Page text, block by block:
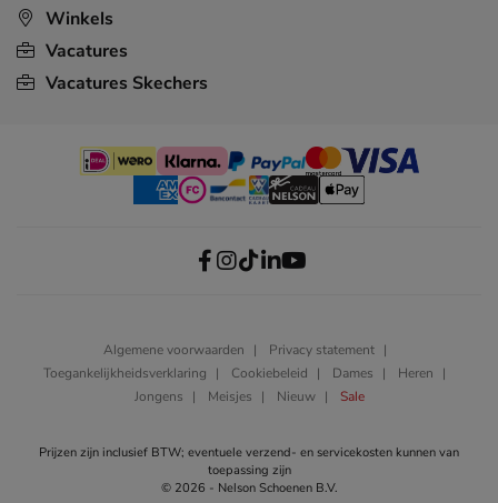
Winkels
Vacatures
Vacatures Skechers
Algemene voorwaarden
Privacy statement
Toegankelijkheidsverklaring
Cookiebeleid Dames
Heren
Jongens
Meisjes Nieuw Sale
Prijzen zijn inclusief BTW; eventuele verzend- en servicekosten kunnen van
toepassing zijn
© 2026 - Nelson Schoenen B.V.